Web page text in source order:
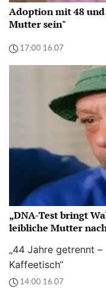
Adoption mit 48
Mutter sein"
17:00 16.07
„DNA-Test bringt
leibliche Mutter
„44 Jahre getrennt
Kaffeetisch“
14:00 16.07